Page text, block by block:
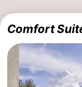
Comfort